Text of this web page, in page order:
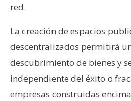
c
t
o
y
red.
La creación de espacios
descentralizados permitirá
descubrimiento de bienes y
independiente del éxito o
empresas construidas